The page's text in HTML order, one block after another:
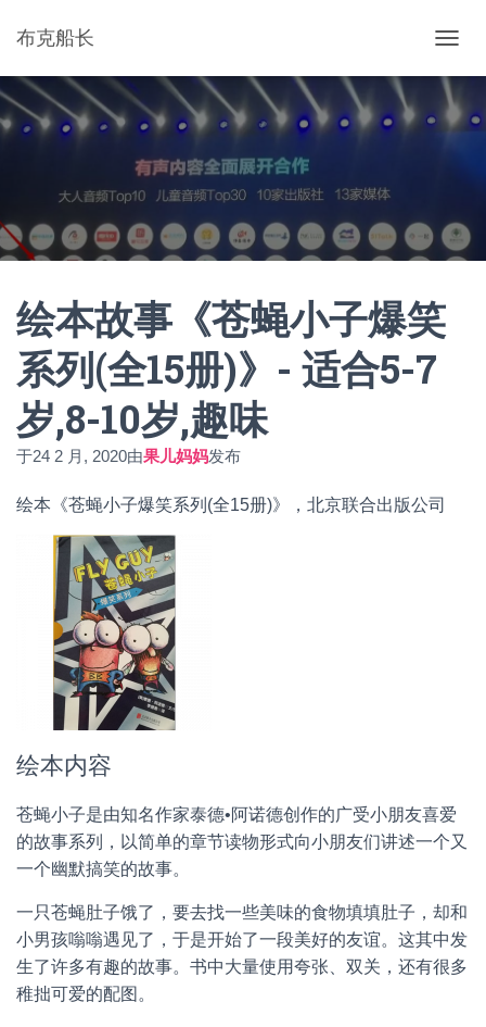
布克船长
换
导
航
绘本故事《苍蝇小子爆笑
系列(全15册)》- 适合5-7
岁,8-10岁,趣味
于24 2 月, 2020由果儿妈妈发布
绘本《苍蝇小子爆笑系列(全15册)》，北京联合出版公司
绘本内容
苍蝇小子是由知名作家泰德•阿诺德创作的广受小朋友喜爱
的故事系列，以简单的章节读物形式向小朋友们讲述一个又
一个幽默搞笑的故事。
一只苍蝇肚子饿了，要去找一些美味的食物填填肚子，却和
小男孩嗡嗡遇见了，于是开始了一段美好的友谊。这其中发
生了许多有趣的故事。书中大量使用夸张、双关，还有很多
稚拙可爱的配图。